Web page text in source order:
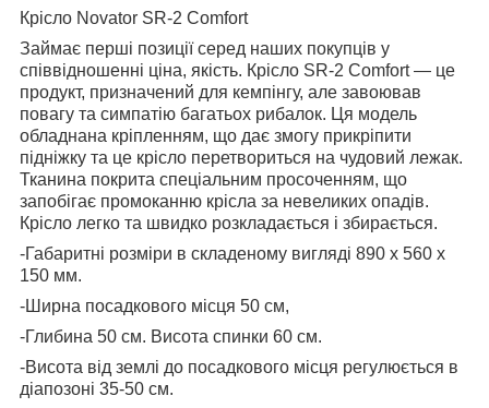
Крісло Novator SR-2 Comfort
Займає перші позиції серед наших покупців у
співвідношенні ціна, якість. Крісло SR-2 Comfort — це
продукт, призначений для кемпінгу, але завоював
повагу та симпатію багатьох рибалок. Ця модель
обладнана кріпленням, що дає змогу прикріпити
підніжку та це крісло перетвориться на чудовий лежак.
Тканина покрита спеціальним просоченням, що
запобігає промоканню крісла за невеликих опадів.
Крісло легко та швидко розкладається і збирається.
-Габаритні розміри в складеному вигляді 890 х 560 х
150 мм.
-Ширна посадкового місця 50 см,
-Глибина 50 см. Висота спинки 60 см.
-Висота від землі до посадкового місця регулюється в
діапозоні 35-50 см.